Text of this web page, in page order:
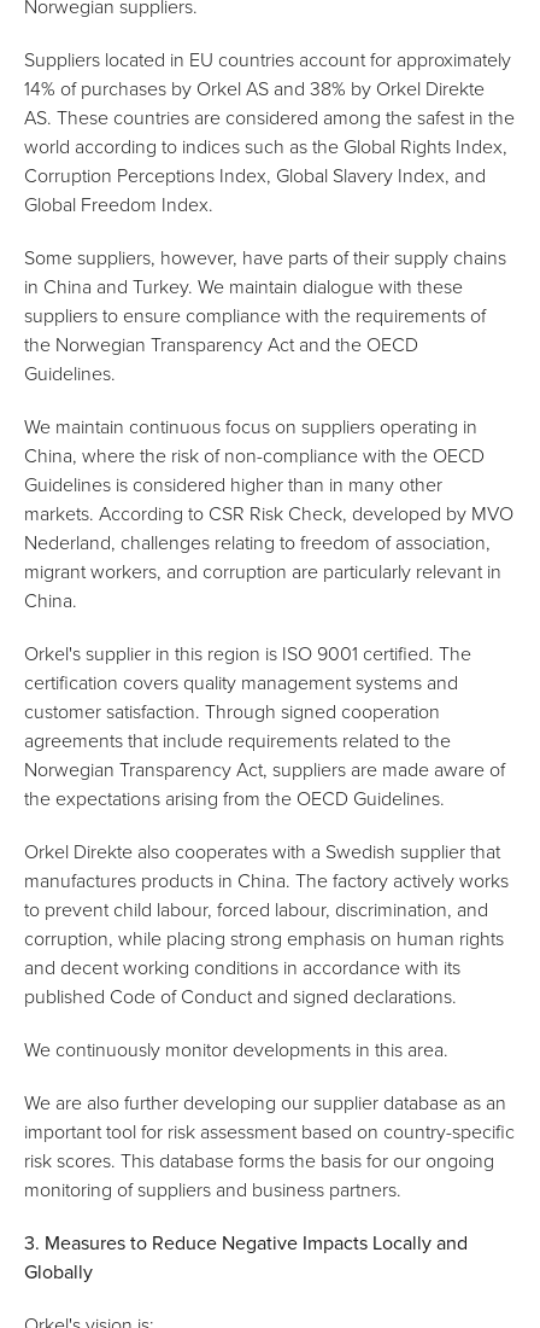
Norwegian suppliers.
Suppliers located in EU countries account for approximately
14% of purchases by Orkel AS and 38% by Orkel Direkte
AS. These countries are considered among the safest in the
world according to indices such as the Global Rights Index,
Corruption Perceptions Index, Global Slavery Index, and
Global Freedom Index.
Some suppliers, however, have parts of their supply chains
in China and Turkey. We maintain dialogue with these
suppliers to ensure compliance with the requirements of
the Norwegian Transparency Act and the OECD
Guidelines.
We maintain continuous focus on suppliers operating in
China, where the risk of non-compliance with the OECD
Guidelines is considered higher than in many other
markets. According to CSR Risk Check, developed by MVO
Nederland, challenges relating to freedom of association,
migrant workers, and corruption are particularly relevant in
China.
Orkel's supplier in this region is ISO 9001 certified. The
certification covers quality management systems and
customer satisfaction. Through signed cooperation
agreements that include requirements related to the
Norwegian Transparency Act, suppliers are made aware of
the expectations arising from the OECD Guidelines.
Orkel Direkte also cooperates with a Swedish supplier that
manufactures products in China. The factory actively works
to prevent child labour, forced labour, discrimination, and
corruption, while placing strong emphasis on human rights
and decent working conditions in accordance with its
published Code of Conduct and signed declarations.
We continuously monitor developments in this area.
We are also further developing our supplier database as an
important tool for risk assessment based on country-specific
risk scores. This database forms the basis for our ongoing
monitoring of suppliers and business partners.
3. Measures to Reduce Negative Impacts Locally and
Globally